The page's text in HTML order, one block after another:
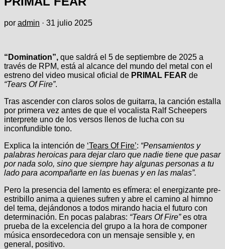
por admin · 31 julio 2025
“Domination”, que saldrá el 5 de septiembre de 2025 a
través de RPM, está al alcance del mundo del metal con el
estreno del video musical oficial de PRIMAL FEAR de
“Tears Of Fire”.
Tras ascender con claros solos de guitarra, la canción estalla
por primera vez antes de que el vocalista Ralf Scheepers
interprete uno de los versos llenos de lucha con su
inconfundible tono.
Explica la intención de ‘Tears Of Fire’: “Pensamientos y
palabras heroicas para dejar claro que nadie tiene que pasar
por nada solo, sino que siempre hay algunas personas a tu
lado para acompañarte en las buenas y en las malas”.
Pero la presencia del lamento es efímera: el energizante pre-
estribillo anima a quienes sufren y abre el camino al himno
del tema, dejándonos a todos mirando hacia el futuro con
determinación. En pocas palabras: “Tears Of Fire”es otra
prueba de la excelencia del grupo a la hora de componer
música ensordecedora con un mensaje sensible y, en
general, positivo.